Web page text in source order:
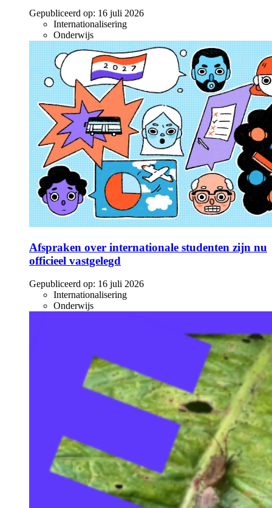
Gepubliceerd op: 16 juli 2026
Internationalisering
Onderwijs
Afspraken over internationale studenten zijn nu
officieel vastgelegd
Gepubliceerd op: 16 juli 2026
Internationalisering
Onderwijs